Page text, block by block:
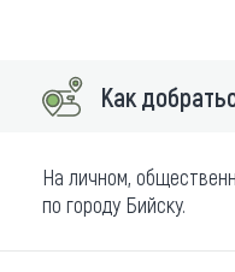
Как
На личном,
по городу Бийску.